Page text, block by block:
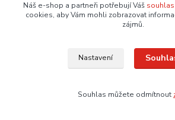
ks
Náš e-shop a partneři potřebují Váš souhlas
cookies, aby Vám mohli zobrazovat
zájmů.
Nastavení
Souhlas můžete odmítnout